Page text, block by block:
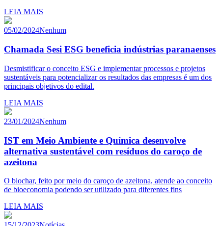
LEIA MAIS
05/02/2024Nenhum
Chamada Sesi ESG beneficia indústrias paranaenses
Desmistificar o conceito ESG e implementar processos e projetos
sustentáveis para potencializar os resultados das empresas é um dos
principais objetivos do edital.
LEIA MAIS
23/01/2024Nenhum
IST em Meio Ambiente e Química desenvolve
alternativa sustentável com resíduos do caroço de
azeitona
O biochar, feito por meio do caroço de azeitona, atende ao conceito
de bioeconomia podendo ser utilizado para diferentes fins
LEIA MAIS